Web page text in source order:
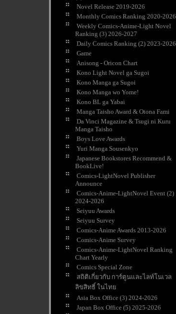
Novel Release 2019-2026
Monthly Comics Ranking 2020-2026
Weekly Comics-Anime-Light Novel
Ranking (3) 2026-2027
Daily Comics Ranking (2) 2023-2026
Game
Anisong - Oricon Chart
Kono Light Novel ga Sugoi
Kono Manga ga Sugoi
Kono Manga wo Yome!
Kono BL ga Yabai
Manga Taisho Award & Otona Fami
Da Vinci Magazine & Tsugi ni Kuru
Manga Taisho
Boys Love Awards
Yuri Manga Sousenkyo
Japanese Bookstores Recommend &
BookLive!
Comics-LightNovel Publisher
Announce
Comics-Anime-LightNovel Event (2)
2024-2026
Seiyuu Awards
Seiyuu Survey
Comics-Anime Awards 2013-2026
Comics-Anime Survey
Comics-Anime-LightNovel Ranking
Chart Yearly
Comics Special Zone
สถิติเกี่ยวกับ การ์ตูนและไลท์โนเวล
ลิขสิทธิ์ ในไท
Asia Box Office (3) 2024-2026
Japan Box Office (5) 2025-2026